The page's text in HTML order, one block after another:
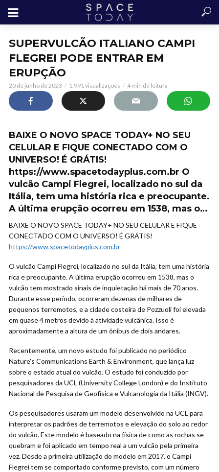
SUPERVULCÃO ITALIANO CAMPI
FLEGREI PODE ENTRAR EM
ERUPÇÃO
20 de junho de 2023 1.991 visualizações 4 min de leitura
BAIXE O NOVO SPACE TODAY+ NO SEU
CELULAR E FIQUE CONECTADO COM O
UNIVERSO! É GRÁTIS!
https://www.spacetodayplus.com.br O
vulcão Campi Flegrei, localizado no sul da
Itália, tem uma história rica e preocupante.
A última erupção ocorreu em 1538, mas o…
BAIXE O NOVO SPACE TODAY+ NO SEU CELULAR E FIQUE
CONECTADO COM O UNIVERSO! É GRÁTIS!
https://www.spacetodayplus.com.br
O vulcão Campi Flegrei, localizado no sul da Itália, tem uma história
rica e preocupante. A última erupção ocorreu em 1538, mas o
vulcão tem mostrado sinais de inquietação há mais de 70 anos.
Durante esse período, ocorreram dezenas de milhares de
pequenos terremotos, e a cidade costeira de Pozzuoli foi elevada
em quase 4 metros devido à atividade vulcânica. Isso é
aproximadamente a altura de um ônibus de dois andares.
Recentemente, um novo estudo foi publicado no periódico
Nature’s Communications Earth & Environment, que lança luz
sobre o estado atual do vulcão. O estudo foi conduzido por
pesquisadores da UCL (University College London) e do Instituto
Nacional de Pesquisa de Geofísica e Vulcanologia da Itália (INGV).
Os pesquisadores usaram um modelo desenvolvido na UCL para
interpretar os padrões de terremotos e elevação do solo ao redor
do vulcão. Este modelo é baseado na física de como as rochas se
quebram e foi aplicado em tempo real a um vulcão pela primeira
vez. Desde a primeira utilização do modelo em 2017, o Campi
Flegrei tem se comportado conforme previsto, com um número